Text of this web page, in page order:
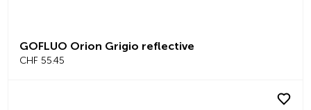
GOFLUO Orion Grigio reflective
CHF 55.45